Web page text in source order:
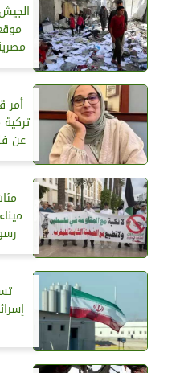
أمر
عن